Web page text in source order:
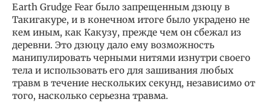
Earth Grudge Fear было запрещенным дзюцу в
Такигакуре, и в конечном итоге было украдено не
кем иным, как Какузу, прежде чем он сбежал из
деревни. Это дзюцу дало ему возможность
манипулировать черными нитями изнутри своего
тела и использовать его для зашивания любых
травм в течение нескольких секунд, независимо от
того, насколько серьезна травма.